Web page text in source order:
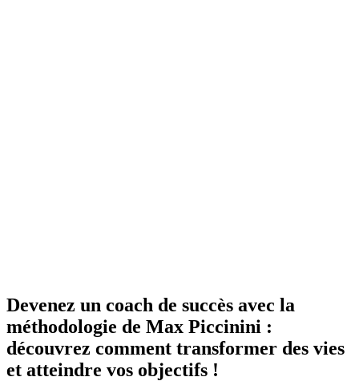
Devenez un coach de succès avec la
méthodologie de Max Piccinini :
découvrez comment transformer des vies
et atteindre vos objectifs !